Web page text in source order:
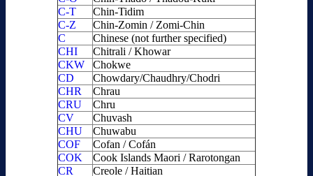
C-T
Chin-Tidim
C-Z
Chin-Zomin / Zomi-Chin
C
Chinese (not further specified)
CHI
Chitrali / Khowar
CKW
Chokwe
CD
Chowdary/Chaudhry/Chodri
CHR
Chrau
CRU
Chru
CV
Chuvash
CHU
Chuwabu
COF
Cofan / Cofán
COK
Cook Islands Maori / Rarotongan
CR
Creole / Haitian